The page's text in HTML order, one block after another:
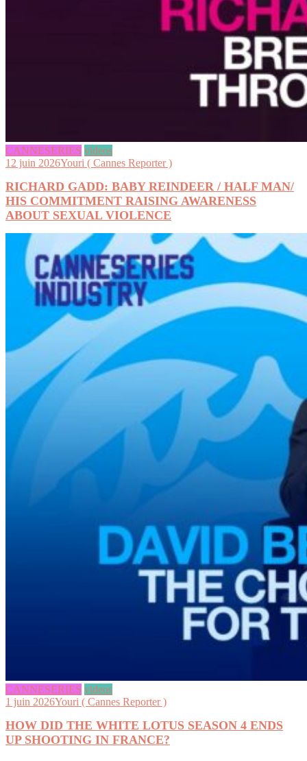
CANNESERIES videos
12 juin 2026Youri ( Cannes Reporter )
RICHARD GADD: BABY REINDEER / HALF MAN/
HIS COMMITMENT RAISING AWARENESS
ABOUT SEXUAL VIOLENCE
CANNESERIES videos
1 juin 2026Youri ( Cannes Reporter )
HOW DID THE WHITE LOTUS SEASON 4 ENDS
UP SHOOTING IN FRANCE?